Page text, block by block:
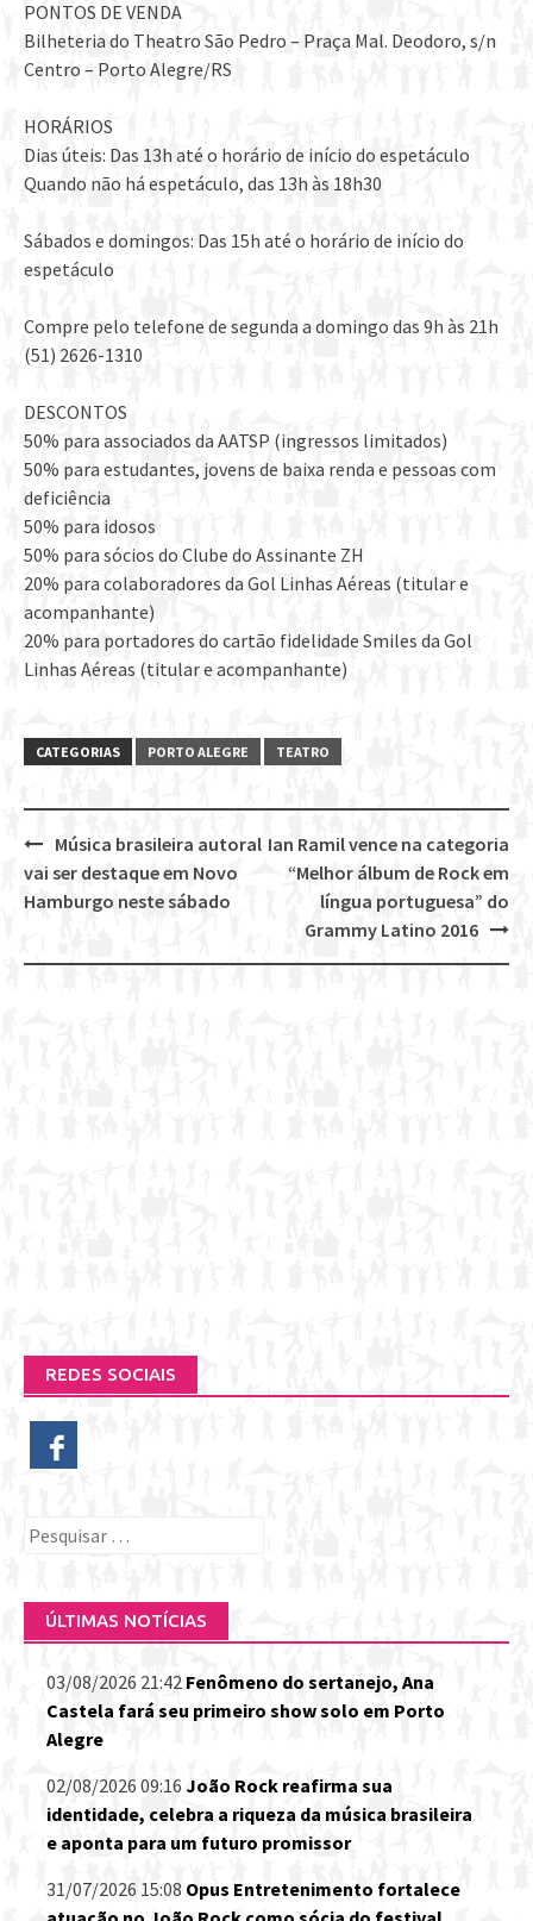
PONTOS DE VENDA
Bilheteria do Theatro São Pedro – Praça Mal. Deodoro, s/n
Centro – Porto Alegre/RS
HORÁRIOS
Dias úteis: Das 13h até o horário de início do espetáculo
Quando não há espetáculo, das 13h às 18h30
Sábados e domingos: Das 15h até o horário de início do
espetáculo
Compre pelo telefone de segunda a domingo das 9h às 21h
(51) 2626-1310
DESCONTOS
50% para associados da AATSP (ingressos limitados)
50% para estudantes, jovens de baixa renda e pessoas com
deficiência
50% para idosos
50% para sócios do Clube do Assinante ZH
20% para colaboradores da Gol Linhas Aéreas (titular e
acompanhante)
20% para portadores do cartão fidelidade Smiles da Gol
Linhas Aéreas (titular e acompanhante)
CATEGORIAS PORTO ALEGRE TEATRO
Post
navigation
Ian Ramil vence na categoria
“Melhor álbum de Rock em
língua portuguesa” do
Grammy Latino 2016
Música brasileira autoral
vai ser destaque em Novo
Hamburgo neste sábado
REDES SOCIAIS
Pesquisar
ÚLTIMAS NOTÍCIAS
03/08/2026 21:42 Fenômeno do sertanejo, Ana
Castela fará seu primeiro show solo em Porto
Alegre
02/08/2026 09:16 João Rock reafirma sua
identidade, celebra a riqueza da música brasileira
e aponta para um futuro promissor
31/07/2026 15:08 Opus Entretenimento fortalece